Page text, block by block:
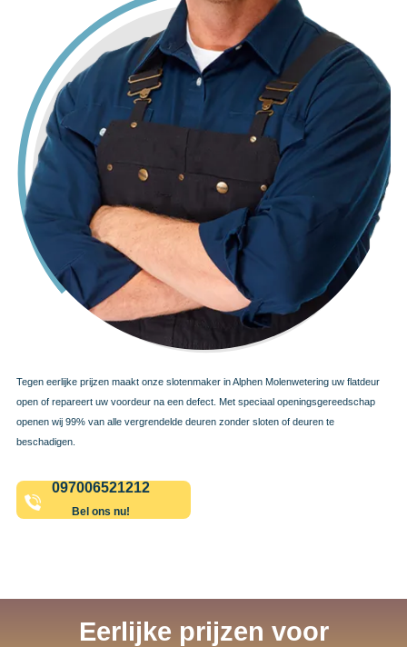
Tegen eerlijke prijzen maakt onze slotenmaker in Alphen Molenwetering uw flatdeur
open of repareert uw voordeur na een defect. Met speciaal openingsgereedschap
openen wij 99% van alle vergrendelde deuren zonder sloten of deuren te
beschadigen.
097006521212
Bel ons nu!
Eerlijke prijzen voor